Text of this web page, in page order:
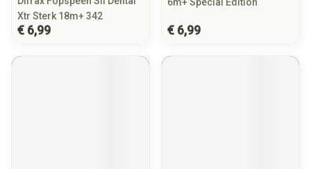
Xtr Sterk 18m+ 342
€ 6,99 € 6,99